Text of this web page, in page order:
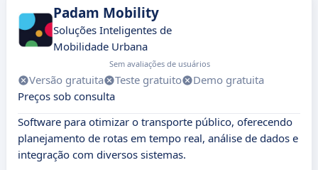
Padam Mobility
Soluções Inteligentes de
Mobilidade Urbana
Sem avaliações de usuários
Versão gratuita Teste gratuito
Demo gratuita
Preços sob consulta
Software para otimizar o transporte público, oferecendo
planejamento de rotas em tempo real, análise de dados e
integração com diversos sistemas.